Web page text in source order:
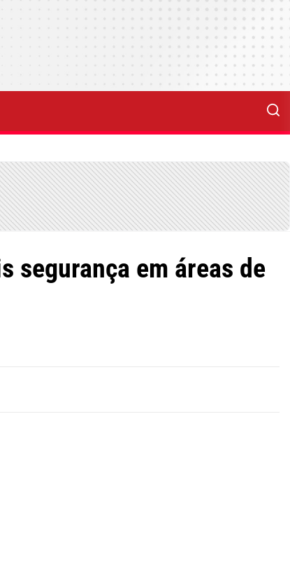
segurança em áreas de